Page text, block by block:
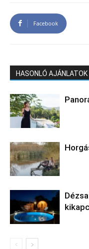
Facebook
HASONLÓ AJÁNLATOK